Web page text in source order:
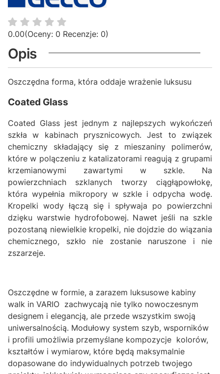
0.00(Oceny: 0 Recenzje: 0)
Opis
Oszczędna forma, która oddaje wrażenie luksusu
Coated Glass
Coated Glass jest jednym z najlepszych wykończeń
szkła w kabinach prysznicowych. Jest to związek
chemiczny składający się z mieszaniny polimerów,
które w polączeniu z katalizatorami reagują z grupami
krzemianowymi zawartymi w szkle. Na
powierzchniach szklanych tworzy ciągłąpowłokę,
która wypełnia mikropory w szkle i odpycha wodę.
Kropelki wody łączą się i spływaja po powierzchni
dzięku warstwie hydrofobowej. Nawet jeśli na szkle
pozostaną niewielkie kropelki, nie dojdzie do wiązania
chemicznego, szkło nie zostanie naruszone i nie
zszarzeje.
Oszczędne w formie, a zarazem luksusowe kabiny
walk in VARIO zachwycają nie tylko nowoczesnym
designem i elegancją, ale przede wszystkim swoją
uniwersalnością. Modułowy system szyb, wsporników
i profili umożliwia przemyślane kompozycje kolorów,
kształtów i wymiarow, które będą maksymalnie
dopasowane do indywidualnych potrzeb twojego